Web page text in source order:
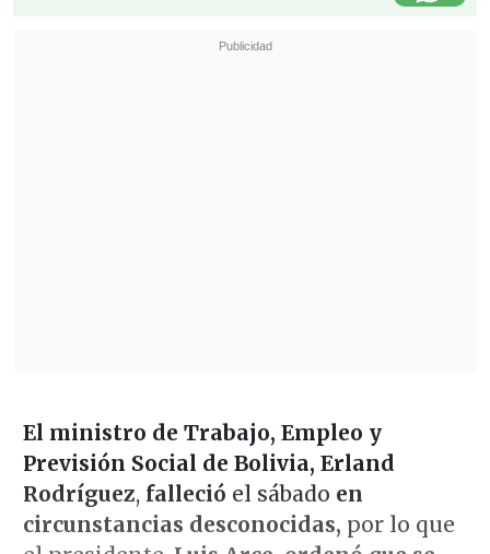
El ministro de Trabajo, Empleo y
Previsión Social de Bolivia, Erland
Rodríguez, falleció el sábado en
circunstancias desconocidas, por lo que